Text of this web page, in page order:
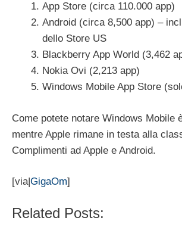
App Store (circa 110.000 app)
Android (circa 8,500 app) –
dello Store US
Blackberry App World (3,462
Nokia Ovi (2,213 app)
Windows Mobile App Store
Come potete notare Windows Mobile
mentre Apple rimane in testa alla
Complimenti ad Apple e Android.
[via|GigaOm]
Related Posts: